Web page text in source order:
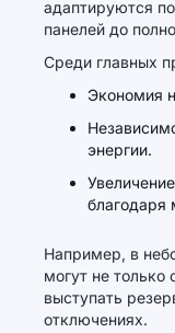
адаптируются
панелей до
Среди главных
Экономия
энергии.
благодаря
Например, в
могут не только
выступать
отключениях.